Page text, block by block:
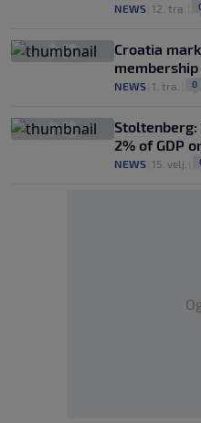
NEWS 12. tra.
Croatia
membership
NEWS 1. tra. 0
Stoltenberg:
2% of GDP
NEWS 15. velj.